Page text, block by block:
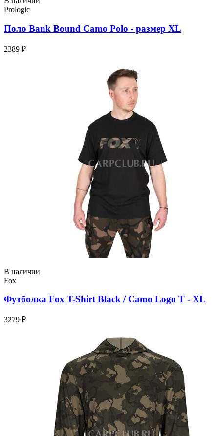
Prologic
Поло Bank Bound Camo Polo - размер XL
2389 ₽
В наличии
Fox
Футболка Fox T-Shirt Black / Camo Logo T - XL
3279 ₽